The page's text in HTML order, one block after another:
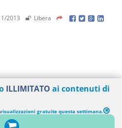
2013 Libera
ILLIMITATO ai contenuti di
gratuite questa settimana.